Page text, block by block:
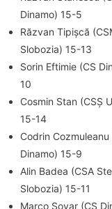
Dinamo) 15-5
Răzvan Tipișcă
Slobozia) 15-13
Sorin Eftimie (CS
10
Cosmin Stan (CSȘ
15-14
Codrin Cozmuleanu
Dinamo) 15-9
Alin Badea (CSA
Slobozia) 15-11
Marco Șovar (CS